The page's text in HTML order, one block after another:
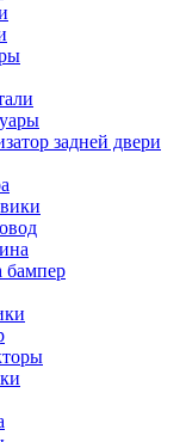
задней двери
бампер